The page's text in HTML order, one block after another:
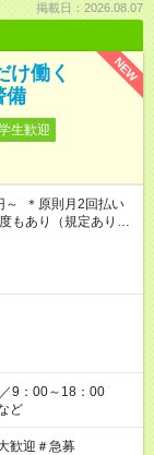
掲載日：2026.08.07
NEW
け働く
備
生歓迎
～ ＊原則月2回払い
もあり（規定あり）
9：00～18：00
ど
歓迎＃急募